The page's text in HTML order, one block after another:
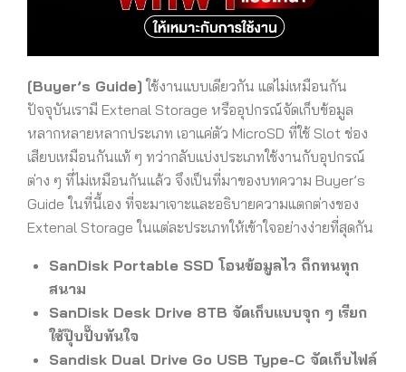
[Buyer’s Guide] ใช้งานแบบเดียวกัน แต่ไม่เหมือนกัน
ปัจจุบันเรามี Extenal Storage หรืออุปกรณ์จัดเก็บข้อมูล
หลากหลายหลากประเภท เอาแค่ตัว MicroSD ที่ใช้ Slot ช่อง
เสียบเหมือนกันแท้ ๆ ทว่ากลับแบ่งประเภทใช้งานกับอุปกรณ์
ต่าง ๆ ที่ไม่เหมือนกันแล้ว จึงเป็นที่มาของบทความ Buyer’s
Guide ในที่นี้เอง ที่จะมาเจาะและอธิบายความแตกต่างของ
Extenal Storage ในแต่ละประเภทให้เข้าใจอย่างง่ายที่สุดกัน
SanDisk Portable SSD โอนข้อมูลไว ถึกทนทุก
สนาม
SanDisk Desk Drive 8TB จัดเก็บแบบจุก ๆ เรียก
ใช้ปุ๊บปั๊บทันใจ
Sandisk Dual Drive Go USB Type-C จัดเก็บไฟล์